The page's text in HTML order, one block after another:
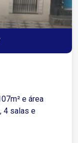
e área
4 salas e